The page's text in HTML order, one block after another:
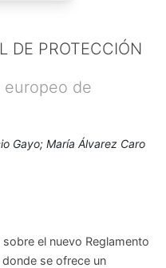
DE PROTECCIÓN
europeo de
Gayo; María Álvarez Caro
el nuevo Reglamento
se ofrece un